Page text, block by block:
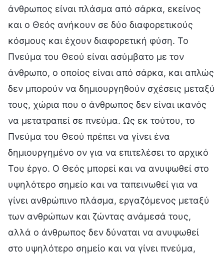
άνθρωπος είναι πλάσμα από σάρκα, εκείνος
και ο Θεός ανήκουν σε δύο διαφορετικούς
κόσμους και έχουν διαφορετική φύση. Το
Πνεύμα του Θεού είναι ασύμβατο με τον
άνθρωπο, ο οποίος είναι από σάρκα, και απλώς
δεν μπορούν να δημιουργηθούν σχέσεις μεταξύ
τους, χώρια που ο άνθρωπος δεν είναι ικανός
να μετατραπεί σε πνεύμα. Ως εκ τούτου, το
Πνεύμα του Θεού πρέπει να γίνει ένα
δημιουργημένο ον για να επιτελέσει το αρχικό
Του έργο. Ο Θεός μπορεί και να ανυψωθεί στο
υψηλότερο σημείο και να ταπεινωθεί για να
γίνει ανθρώπινο πλάσμα, εργαζόμενος μεταξύ
των ανθρώπων και ζώντας ανάμεσά τους,
αλλά ο άνθρωπος δεν δύναται να ανυψωθεί
στο υψηλότερο σημείο και να γίνει πνεύμα,